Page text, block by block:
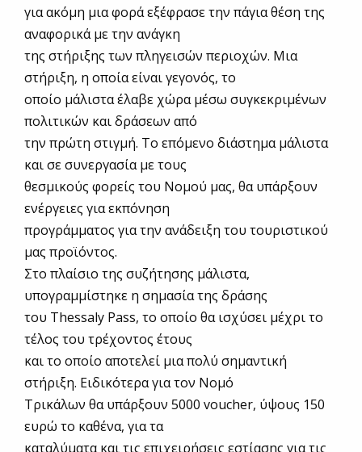
για ακόμη μια φορά εξέφρασε την πάγια θέση της
αναφορικά με την ανάγκη
της στήριξης των πληγεισών περιοχών. Μια
στήριξη, η οποία είναι γεγονός, το
οποίο μάλιστα έλαβε χώρα μέσω συγκεκριμένων
πολιτικών και δράσεων από
την πρώτη στιγμή. Το επόμενο διάστημα μάλιστα
και σε συνεργασία με τους
θεσμικούς φορείς του Νομού μας, θα υπάρξουν
ενέργειες για εκπόνηση
προγράμματος για την ανάδειξη του τουριστικού
μας προϊόντος.
Στο πλαίσιο της συζήτησης μάλιστα,
υπογραμμίστηκε η σημασία της δράσης
του Thessaly Pass, το οποίο θα ισχύσει μέχρι το
τέλος του τρέχοντος έτους
και το οποίο αποτελεί μια πολύ σημαντική
στήριξη. Ειδικότερα για τον Νομό
Τρικάλων θα υπάρξουν 5000 voucher, ύψους 150
ευρώ το καθένα, για τα
καταλύματα και τις επιχειρήσεις εστίασης για τις